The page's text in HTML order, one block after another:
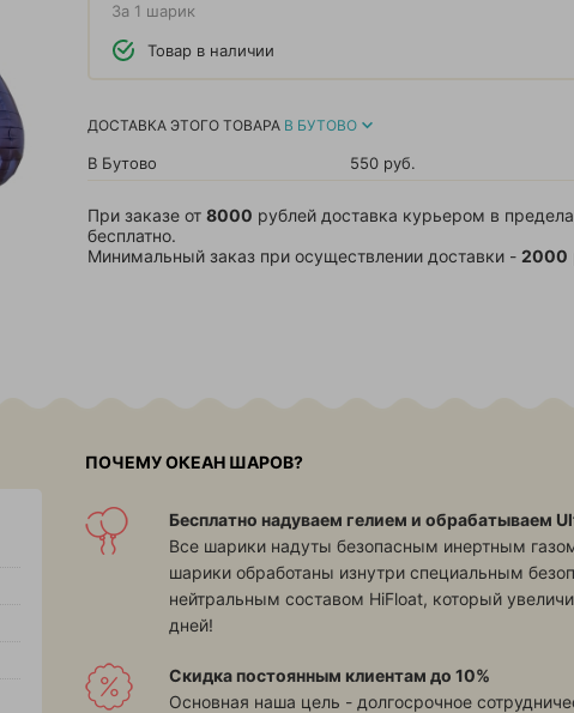
За 1 шарик
Товар в наличии
ДОСТАВКА ЭТОГО ТОВАРА В БУТОВО
В Бутово 550 руб.
При заказе от 8000 рублей доставка курьером в
бесплатно.
Минимальный заказ при осуществлении доставки - 2000
ПОЧЕМУ ОКЕАН ШАРОВ?
Бесплатно надуваем гелием и обрабатываем
Все шарики надуты безопасным инертным
шарики обработаны изнутри специальным
нейтральным составом HiFloat, который
дней!
Скидка постоянным клиентам до 10%
Основная наша цель - долгосрочное